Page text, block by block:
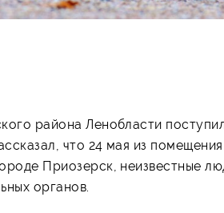
района Ленобласти
что 24 мая из
Приозерск, неизвестные
органов.